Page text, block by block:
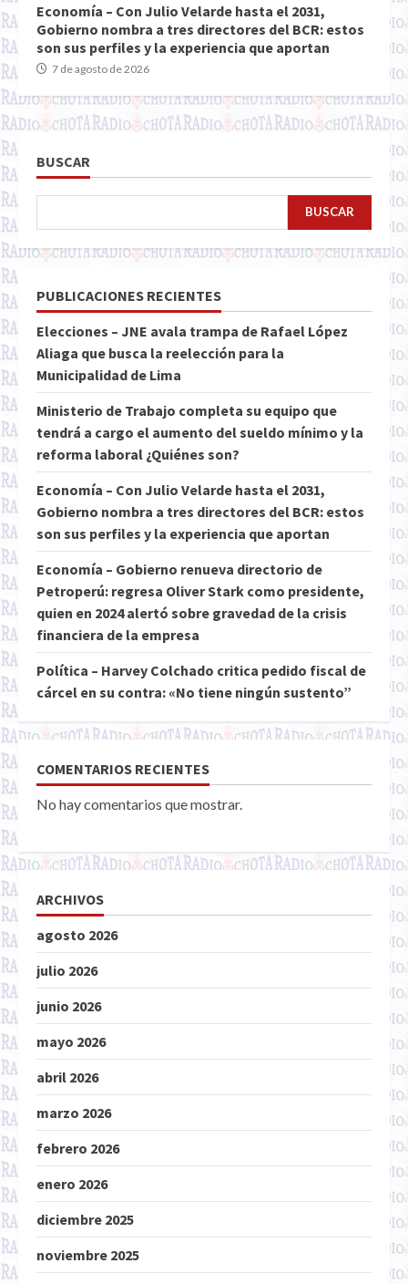
Economía – Con Julio Velarde hasta el 2031,
Gobierno nombra a tres directores del BCR: estos
son sus perfiles y la experiencia que aportan
7 de agosto de 2026
BUSCAR
BUSCAR
PUBLICACIONES RECIENTES
Elecciones – JNE avala trampa de Rafael López
Aliaga que busca la reelección para la
Municipalidad de Lima
Ministerio de Trabajo completa su equipo que
tendrá a cargo el aumento del sueldo mínimo y la
reforma laboral ¿Quiénes son?
Economía – Con Julio Velarde hasta el 2031,
Gobierno nombra a tres directores del BCR: estos
son sus perfiles y la experiencia que aportan
Economía – Gobierno renueva directorio de
Petroperú: regresa Oliver Stark como presidente,
quien en 2024 alertó sobre gravedad de la crisis
financiera de la empresa
Política – Harvey Colchado critica pedido fiscal de
cárcel en su contra: «No tiene ningún sustento”
COMENTARIOS RECIENTES
No hay comentarios que mostrar.
ARCHIVOS
agosto 2026
julio 2026
junio 2026
mayo 2026
abril 2026
marzo 2026
febrero 2026
enero 2026
diciembre 2025
noviembre 2025